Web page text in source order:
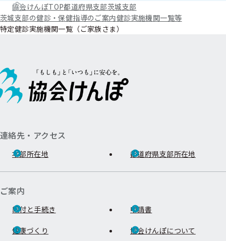
協会けんぽTOP都道府県支部茨城支部
茨城支部の健診・保健指導のご案内健診実施機関一覧等
特定健診実施機関一覧（ご家族さま）
連絡先・アクセス
本部所在地 都道府県支部所在地
ご案内
給付と手続き 申請書
健康づくり 協会けんぽについて